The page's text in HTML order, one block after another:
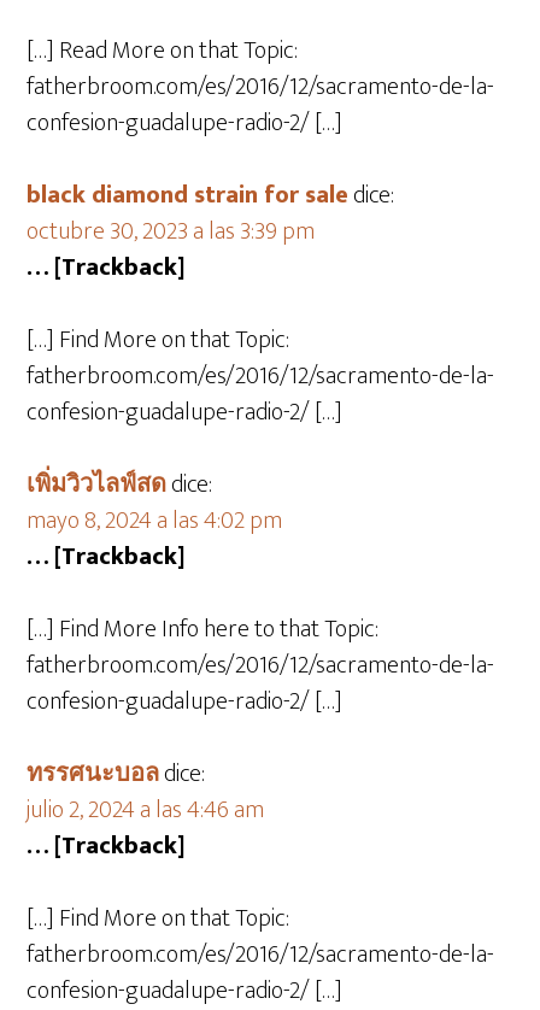
[…] Read More on that Topic:
fatherbroom.com/es/2016/12/sacramento-de-la-
confesion-guadalupe-radio-2/ […]
black diamond strain for saledice:
octubre 30, 2023 a las 3:39 pm
… [Trackback]
[…] Find More on that Topic:
fatherbroom.com/es/2016/12/sacramento-de-la-
confesion-guadalupe-radio-2/ […]
เพิ่มวิวไลฟ์สดdice:
mayo 8, 2024 a las 4:02 pm
… [Trackback]
[…] Find More Info here to that Topic:
fatherbroom.com/es/2016/12/sacramento-de-la-
confesion-guadalupe-radio-2/ […]
ทรรศนะบอลdice:
julio 2, 2024 a las 4:46 am
… [Trackback]
[…] Find More on that Topic:
fatherbroom.com/es/2016/12/sacramento-de-la-
confesion-guadalupe-radio-2/ […]